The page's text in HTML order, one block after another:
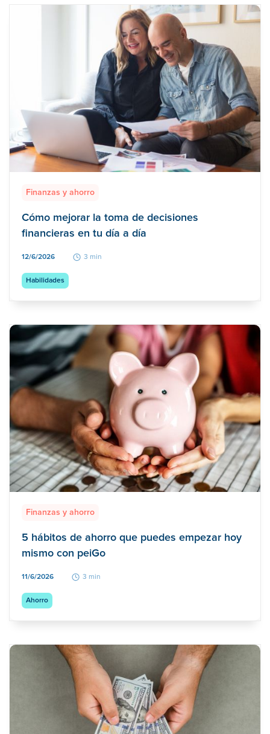
Finanzas y ahorro
Cómo mejorar la toma de decisiones
financieras en tu día a día
12/6/2026 3 min
Habilidades
Finanzas y ahorro
5 hábitos de ahorro que puedes empezar hoy
mismo con peiGo
11/6/2026 3 min
Ahorro